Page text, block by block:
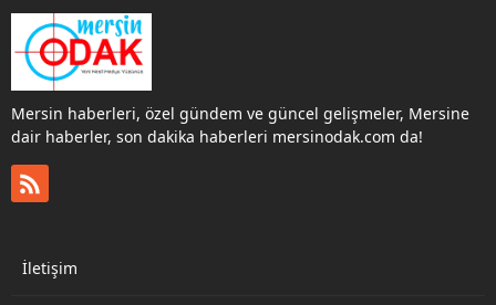
Mersin haberleri, özel gündem ve güncel gelişmeler, Mersine
dair haberler, son dakika haberleri mersinodak.com da!
İletişim